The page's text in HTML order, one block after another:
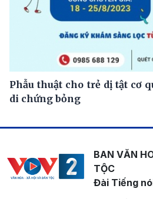
Phẫu thuật cho trẻ dị tật cơ
di chứng bỏng
BAN VĂN
TỘC
Đài Tiếng